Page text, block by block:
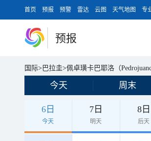
首页 预报 预警 雷达 云图 天气地图 专
预报
国际> 巴拉圭>佩卓璜卡巴耶洛（
今天 周末
6日
今天
7日
明天
8日
后天